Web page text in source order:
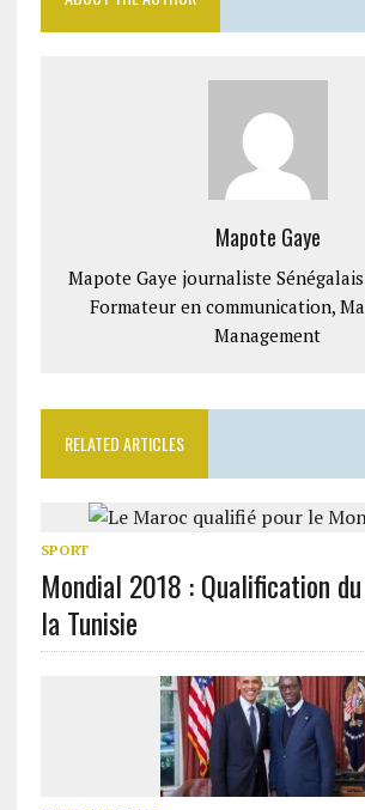
Mapote Gaye
Mapote Gaye journaliste
Formateur en communication,
Management
RELATED ARTICLES
SPORT
Mondial 2018 : Qualification
la Tunisie